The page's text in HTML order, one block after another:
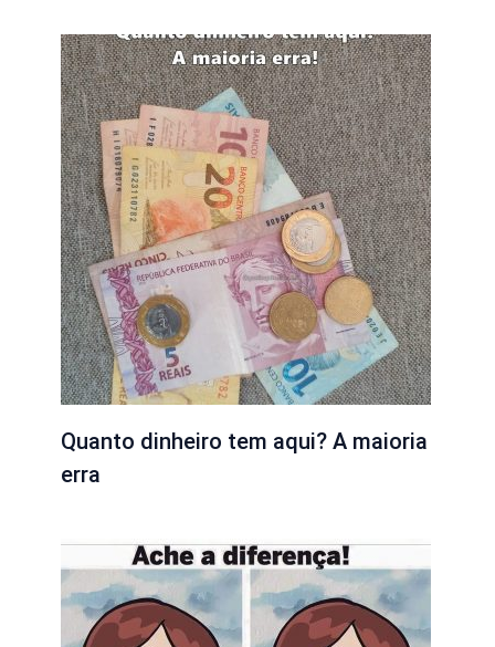
Quanto dinheiro tem aqui? A maioria
erra